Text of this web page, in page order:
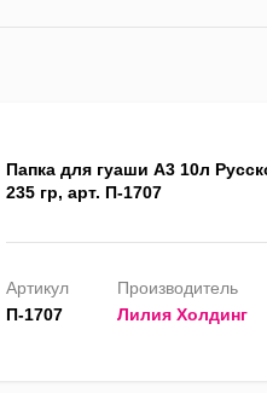
Папка для гуаши А3 10л
235 гр, арт. П-1707
Артикул
П-1707
Производитель
Лилия Холдинг